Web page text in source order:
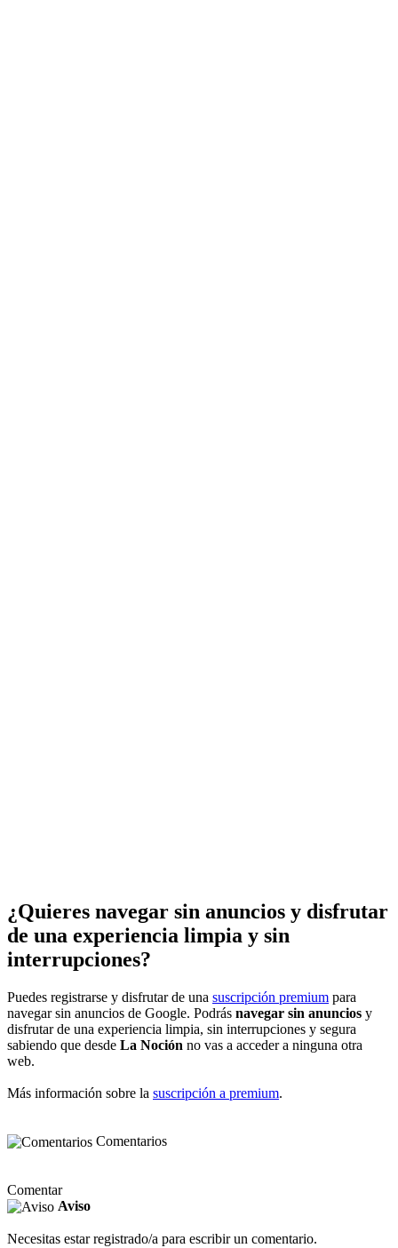
¿Quieres navegar sin anuncios y disfrutar
de una experiencia limpia y sin
interrupciones?
Puedes registrarse y disfrutar de una suscripción premium para
navegar sin anuncios de Google. Podrás navegar sin anuncios y
disfrutar de una experiencia limpia, sin interrupciones y segura
sabiendo que desde La Noción no vas a acceder a ninguna otra
web.
Más información sobre la suscripción a premium.
Comentarios
Comentar
Aviso
Necesitas estar registrado/a para escribir un comentario.